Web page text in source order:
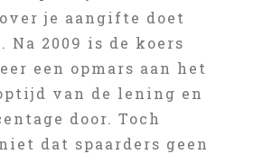
je aangifte doet
Na 2009 is de koers
een opmars aan het
van de lening en
door. Toch
dat spaarders geen